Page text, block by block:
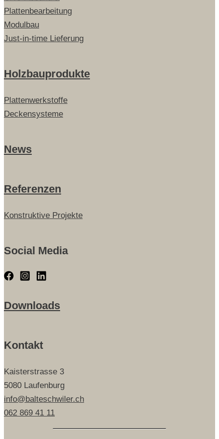
Plattenbearbeitung
Modulbau
Just-in-time Lieferung
Holzbauprodukte
Plattenwerkstoffe
Deckensysteme
News
Referenzen
Konstruktive Projekte
Social Media
Downloads
Kontakt
Kaisterstrasse 3
5080 Laufenburg
info@balteschwiler.ch
062 869 41 11